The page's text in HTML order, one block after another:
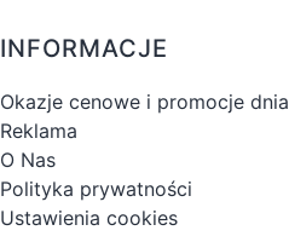
INFORMACJE
Okazje cenowe i promocje dnia
Reklama
O Nas
Polityka prywatności
Ustawienia cookies